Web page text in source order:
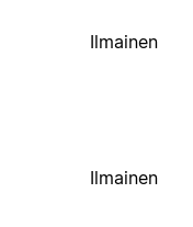
Ilmainen
Ilmainen